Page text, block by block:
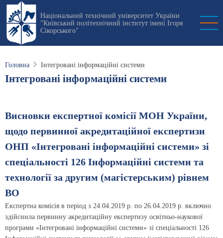
Перейти
основного
вмісту
Національний технічний університет України
"Київський політехнічний інститут імені Ігоря
Сікорського"
Головна Інтегровані інформаційні системи
Інтегровані інформаційні системи
Висновки експертної комісії МОН України,
щодо первинної акредитаційної експертизи
ОНП «Інтегровані інформаційні системи» зі
спеціальності 126 Інформаційні системи та
технології за другим (магістерським) рівнем
ВО
Експертна комісія в період з 24.04.2019 р. по 26.04.2019 р. включно
здійснила первинну акредитаційну експертизу освітньо-наукової
програми «Інтегровані інформаційні системи» зі спеціальності 126